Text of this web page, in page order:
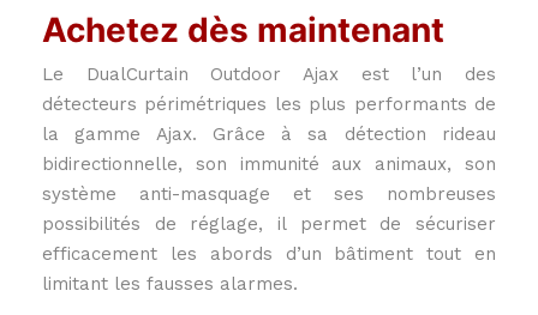
Achetez dès maintenant
Le DualCurtain Outdoor Ajax est l’un des
détecteurs périmétriques les plus performants de
la gamme Ajax. Grâce à sa détection rideau
bidirectionnelle, son immunité aux animaux, son
système anti-masquage et ses nombreuses
possibilités de réglage, il permet de sécuriser
efficacement les abords d’un bâtiment tout en
limitant les fausses alarmes.